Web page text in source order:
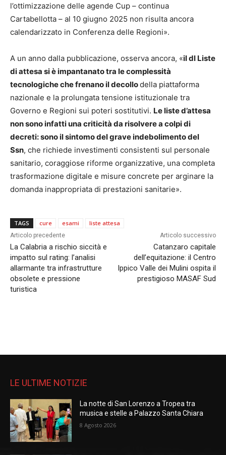
l’ottimizzazione delle agende Cup – continua
Cartabellotta – al 10 giugno 2025 non risulta ancora
calendarizzato in Conferenza delle Regioni».
A un anno dalla pubblicazione, osserva ancora, «il dl Liste
di attesa si è impantanato tra le complessità
tecnologiche che frenano il decollodella piattaforma
nazionale e la prolungata tensione istituzionale tra
Governo e Regioni sui poteri sostitutivi. Le liste d’attesa
non sono infatti una criticità da risolvere a colpi di
decreti: sono il sintomo del grave indebolimento del
Ssn, che richiede investimenti consistenti sul personale
sanitario, coraggiose riforme organizzative, una completa
trasformazione digitale e misure concrete per arginare la
domanda inappropriata di prestazioni sanitarie».
TAGS cure esami liste attesa
Articolo precedente
La Calabria a rischio siccità e
impatto sul rating: l’analisi
allarmante tra infrastrutture
obsolete e pressione
turistica
Articolo successivo
Catanzaro capitale
dell’equitazione: il Centro
Ippico Valle dei Mulini ospita il
prestigioso MASAF Sud
LE ULTIME NOTIZIE
La notte di San Lorenzo a Tropea tra
musica e stelle a Palazzo Santa Chiara
8 Agosto 2026